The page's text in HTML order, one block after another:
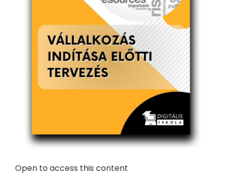
Open to access this content